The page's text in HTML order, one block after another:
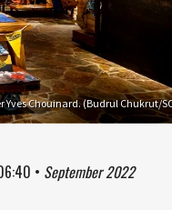
Yves Chouinard. (Budrul Chukrut/
• September 2022